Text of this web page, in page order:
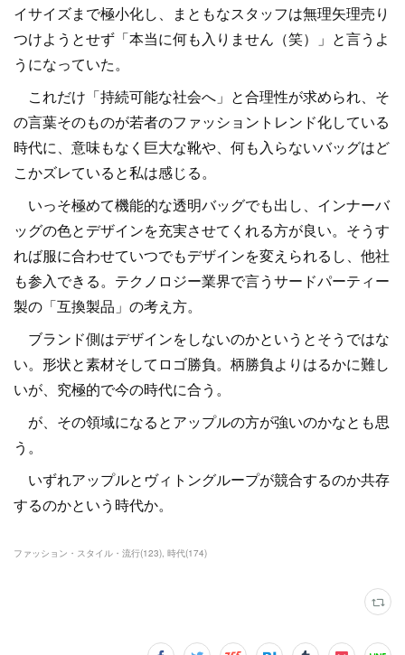
イサイズまで極小化し、まともなスタッフは無理矢理売り
つけようとせず「本当に何も入りません（笑）」と言うよ
うになっていた。
これだけ「持続可能な社会へ」と合理性が求められ、そ
の言葉そのものが若者のファッショントレンド化している
時代に、意味もなく巨大な靴や、何も入らないバッグはど
こかズレていると私は感じる。
いっそ極めて機能的な透明バッグでも出し、インナーバ
ッグの色とデザインを充実させてくれる方が良い。そうす
れば服に合わせていつでもデザインを変えられるし、他社
も参入できる。テクノロジー業界で言うサードパーティー
製の「互換製品」の考え方。
ブランド側はデザインをしないのかというとそうではな
い。形状と素材そしてロゴ勝負。柄勝負よりはるかに難し
いが、究極的で今の時代に合う。
が、その領域になるとアップルの方が強いのかなとも思
う。
いずれアップルとヴィトングループが競合するのか共存
するのかという時代か。
ファッション・スタイル・流行(123) 時代(174)